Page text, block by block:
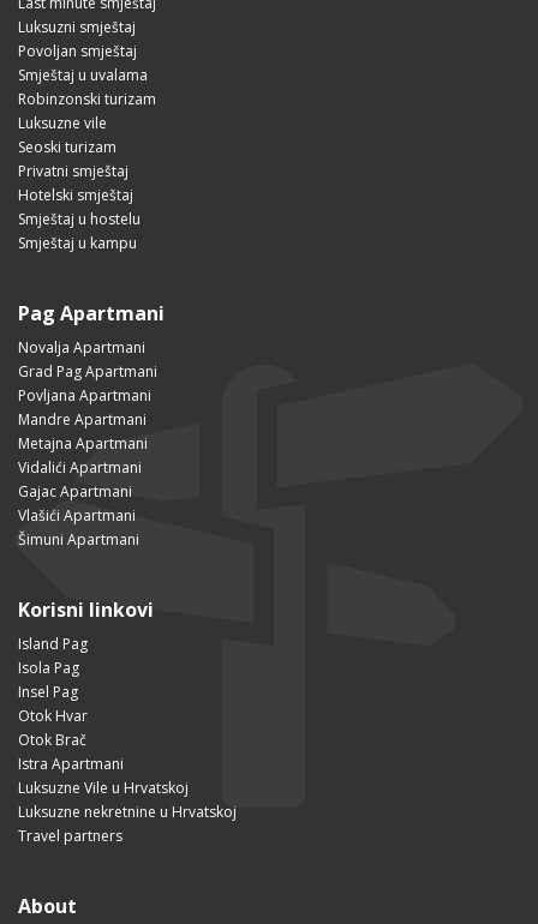
Luksuzni smještaj
Povoljan smještaj
Smještaj u uvalama
Robinzonski turizam
Luksuzne vile
Seoski turizam
Privatni smještaj
Hotelski smještaj
Smještaj u hostelu
Smještaj u kampu
Pag Apartmani
Novalja Apartmani
Grad Pag Apartmani
Povljana Apartmani
Mandre Apartmani
Metajna Apartmani
Vidalići Apartmani
Gajac Apartmani
Vlašići Apartmani
Šimuni Apartmani
Korisni linkovi
Island Pag
Isola Pag
Insel Pag
Otok Hvar
Otok Brač
Istra Apartmani
Luksuzne Vile u Hrvatskoj
Luksuzne nekretnine u Hrvatskoj
Travel partners
About